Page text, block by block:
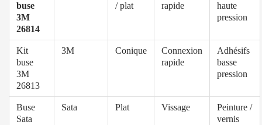
buse
3M
26814
/ plat
rapide
haute
pression
Kit
buse
3M
26813
3M Conique
Connexion
rapide
Adhésifs
basse
pression
Buse
Sata
Sata Plat Vissage
Peinture /
vernis